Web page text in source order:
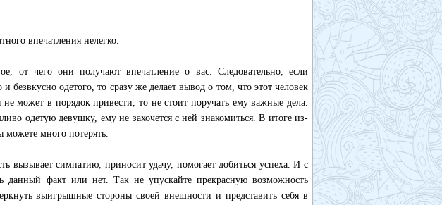
впечатления нелегко.
от чего они получают впечатление о вас. Следовательно, если
безвкусно одетого, то сразу же делает вывод о том, что этот человек
может в порядок привести, то не стоит поручать ему важные дела.
одетую девушку, ему не захочется с ней знакомиться. В итоге из-
можете много потерять.
вызывает симпатию, приносит удачу, помогает добиться успеха. И с
данный факт или нет. Так не упускайте прекрасную возможность
выигрышные стороны своей внешности и представить себя в